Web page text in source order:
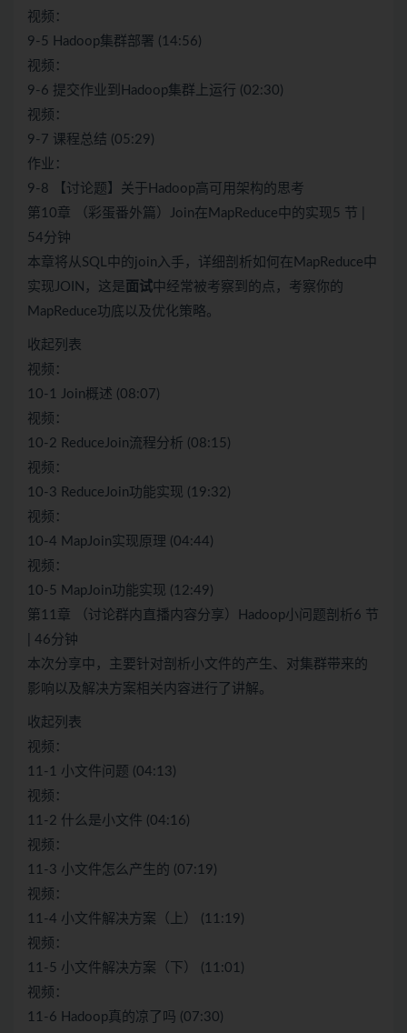
视频：
9-5 Hadoop集群部署 (14:56)
视频：
9-6 提交作业到Hadoop集群上运行 (02:30)
视频：
9-7 课程总结 (05:29)
作业：
9-8 【讨论题】关于Hadoop高可用架构的思考
第10章 （彩蛋番外篇）Join在MapReduce中的实现5 节 |
54分钟
本章将从SQL中的join入手，详细剖析如何在MapReduce中
实现JOIN，这是 面试中经常被考察到的点，考察你的
MapReduce功底以及优化策略。
收起列表
视频：
10-1 Join概述 (08:07)
视频：
10-2 ReduceJoin流程分析 (08:15)
视频：
10-3 ReduceJoin功能实现 (19:32)
视频：
10-4 MapJoin实现原理 (04:44)
视频：
10-5 MapJoin功能实现 (12:49)
第11章 （讨论群内直播内容分享）Hadoop小问题剖析6 节
| 46分钟
本次分享中，主要针对剖析小文件的产生、对集群带来的
影响以及解决方案相关内容进行了讲解。
收起列表
视频：
11-1 小文件问题 (04:13)
视频：
11-2 什么是小文件 (04:16)
视频：
11-3 小文件怎么产生的 (07:19)
视频：
11-4 小文件解决方案（上） (11:19)
视频：
11-5 小文件解决方案（下） (11:01)
视频：
11-6 Hadoop真的凉了吗 (07:30)